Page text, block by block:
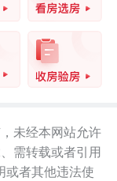
未经本网站允许
需转载或者引用
或者其他违法使